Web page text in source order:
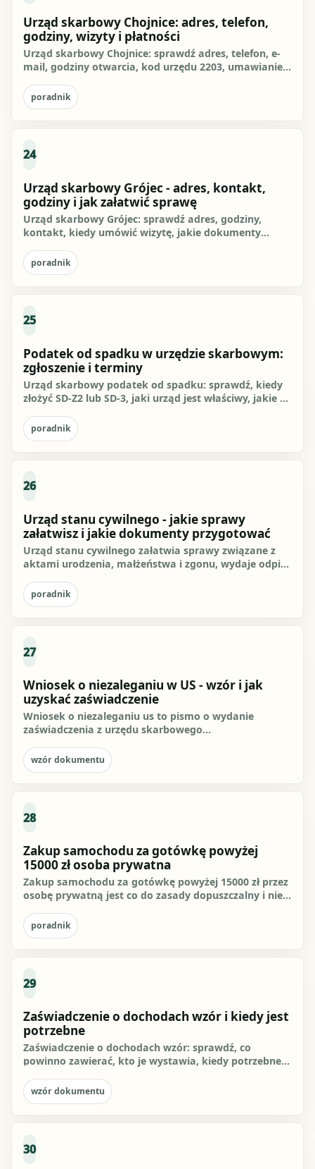
Urząd skarbowy Chojnice: adres, telefon,
godziny, wizyty i płatności
Urząd skarbowy Chojnice: sprawdź adres, telefon, e-
mail, godziny otwarcia, kod urzędu 2203, umawianie
poradnik
24
Urząd skarbowy Grójec - adres, kontakt,
godziny i jak załatwić sprawę
Urząd skarbowy Grójec: sprawdź adres, godziny,
kontakt, kiedy umówić wizytę, jakie dokumenty
poradnik
25
Podatek od spadku w urzędzie skarbowym:
zgłoszenie i terminy
Urząd skarbowy podatek od spadku: sprawdź, kiedy
złożyć SD-Z2 lub SD-3, jaki urząd jest właściwy, jakie są
poradnik
26
Urząd stanu cywilnego - jakie sprawy
załatwisz i jakie dokumenty przygotować
Urząd stanu cywilnego załatwia sprawy związane z
aktami urodzenia, małżeństwa i zgonu, wydaje odpisy
poradnik
27
Wniosek o niezaleganiu w US - wzór i jak
uzyskać zaświadczenie
Wniosek o niezaleganiu us to pismo o wydanie
zaświadczenia z urzędu skarbowego
wzór dokumentu
28
Zakup samochodu za gotówkę powyżej
15000 zł osoba prywatna
Zakup samochodu za gotówkę powyżej 15000 zł przez
osobę prywatną jest co do zasady dopuszczalny i nie
poradnik
29
Zaświadczenie o dochodach wzór i kiedy jest
potrzebne
Zaświadczenie o dochodach wzór: sprawdź, co
powinno zawierać, kto je wystawia, kiedy potrzebne
wzór dokumentu
30